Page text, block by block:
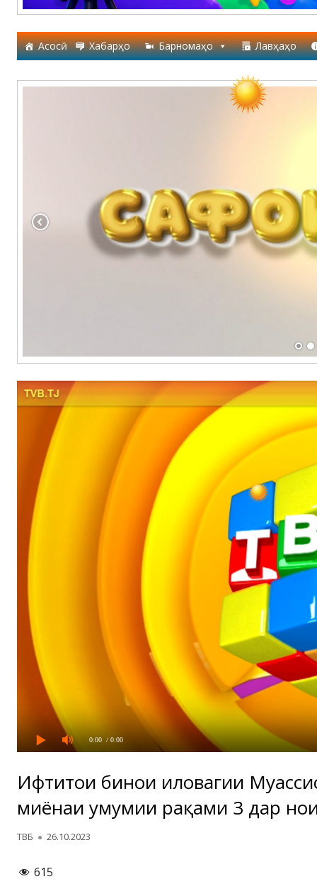
Асосӣ Хабарҳо Барномаҳо Лавҳаҳо
0:00 / 0:00
Ифтитоҳи бинои иловагии
миёнаи умумии рақами 3 дар
Автор
ТВБ Опубликовано
26.10.2023
615